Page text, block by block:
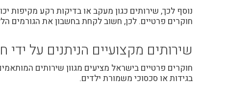
נוסף לכך, שירותים כגון מעקב או בדיקות רקע מקיפות
חוקרים פרטיים. לכן, חשוב לקחת בחשבון את הגורמים
שירותים מקצועיים הניתנים על ידי
חוקרים פרטיים בישראל מציעים מגוון שירותים
בגידות או סכסוכי משמורת ילדים.